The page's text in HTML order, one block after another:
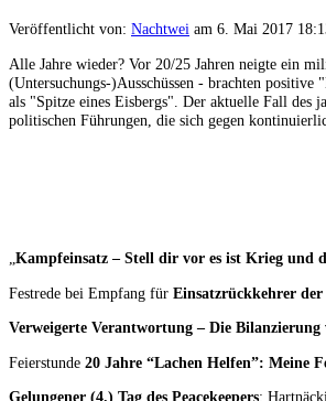
Veröffentlicht von: Nachtwei am 6. Mai 2017
Alle Jahre wieder? Vor 20/25 Jahren neigte ein
(Untersuchungs-)Ausschüssen - brachten
als "Spitze eines Eisbergs". Der aktuelle Fall des
politischen Führungen, die sich gegen
„Kampfeinsatz – Stell dir vor es ist Krieg und
Festrede bei Empfang für Einsatzrückkehrer der
Verweigerte Verantwortung – Die
Feierstunde 20 Jahre “Lachen Helfen”: Meine
Gelungener (4.) Tag des Peacekeepers: